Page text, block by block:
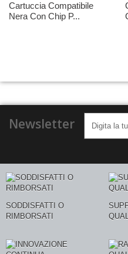
Cartuccia Compatibile
Nera Con Chip P...
Newsletter
SODDISFATTI O
RIMBORSATI